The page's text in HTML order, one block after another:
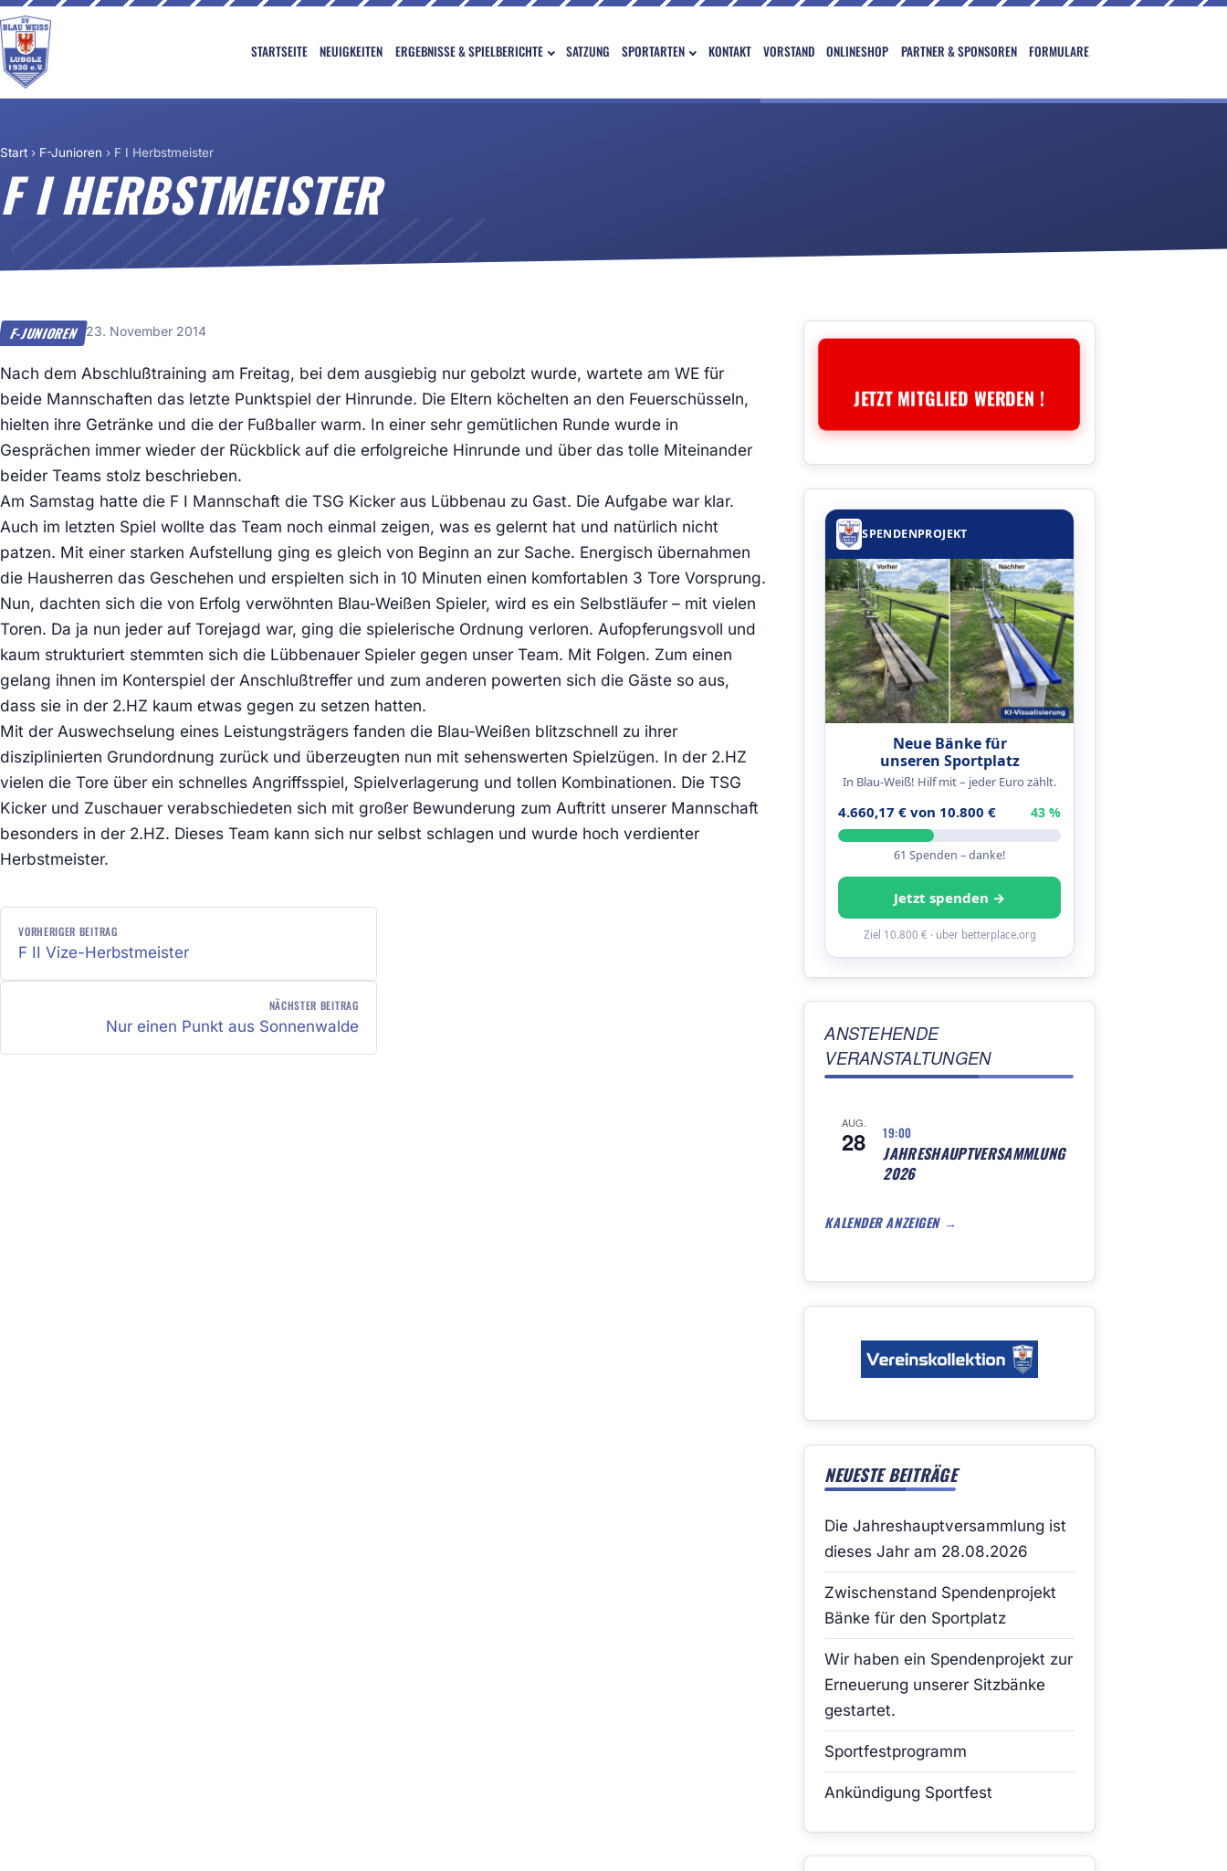
STARTSEITE NEUIGKEITEN ERGEBNISSE & SPIELBERICHTE SATZUNG SPORTARTEN KONTAKT VORSTAND ONLINESHOP PARTNER & SPONSOREN FORMULARE
Start › F-Junioren › F I Herbstmeister
F I HERBSTMEISTER
F-JUNIOREN 23. November 2014
Nach dem Abschlußtraining am Freitag, bei dem ausgiebig nur gebolzt wurde, wartete am WE für
beide Mannschaften das letzte Punktspiel der Hinrunde. Die Eltern köchelten an den Feuerschüsseln,
hielten ihre Getränke und die der Fußballer warm. In einer sehr gemütlichen Runde wurde in
Gesprächen immer wieder der Rückblick auf die erfolgreiche Hinrunde und über das tolle Miteinander
beider Teams stolz beschrieben.
Am Samstag hatte die F I Mannschaft die TSG Kicker aus Lübbenau zu Gast. Die Aufgabe war klar.
Auch im letzten Spiel wollte das Team noch einmal zeigen, was es gelernt hat und natürlich nicht
patzen. Mit einer starken Aufstellung ging es gleich von Beginn an zur Sache. Energisch übernahmen
die Hausherren das Geschehen und erspielten sich in 10 Minuten einen komfortablen 3 Tore Vorsprung.
Nun, dachten sich die von Erfolg verwöhnten Blau-Weißen Spieler, wird es ein Selbstläufer – mit vielen
Toren. Da ja nun jeder auf Torejagd war, ging die spielerische Ordnung verloren. Aufopferungsvoll und
kaum strukturiert stemmten sich die Lübbenauer Spieler gegen unser Team. Mit Folgen. Zum einen
gelang ihnen im Konterspiel der Anschlußtreffer und zum anderen powerten sich die Gäste so aus,
dass sie in der 2.HZ kaum etwas gegen zu setzen hatten.
Mit der Auswechselung eines Leistungsträgers fanden die Blau-Weißen blitzschnell zu ihrer
disziplinierten Grundordnung zurück und überzeugten nun mit sehenswerten Spielzügen. In der 2.HZ
vielen die Tore über ein schnelles Angriffsspiel, Spielverlagerung und tollen Kombinationen. Die TSG
Kicker und Zuschauer verabschiedeten sich mit großer Bewunderung zum Auftritt unserer Mannschaft
besonders in der 2.HZ. Dieses Team kann sich nur selbst schlagen und wurde hoch verdienter
Herbstmeister.
BEITRAGSNAVIGATION
VORHERIGER BEITRAG
F II Vize-Herbstmeister
NÄCHSTER BEITRAG
Nur einen Punkt aus Sonnenwalde
JETZT MITGLIED WERDEN !
SPENDENPROJEKT
Neue Bänke für
unseren Sportplatz
In Blau-Weiß! Hilf mit – jeder Euro zählt.
4.660,17 € von 10.800 € 43 %
61 Spenden – danke!
Jetzt spenden →
Ziel 10.800 € · über betterplace.org
ANSTEHENDE
VERANSTALTUNGEN
AUG.
28 19:00
JAHRESHAUPTVERSAMMLUNG
2026
KALENDER ANZEIGEN
NEUESTE BEITRÄGE
Die Jahreshauptversammlung ist
dieses Jahr am 28.08.2026
Zwischenstand Spendenprojekt
Bänke für den Sportplatz
Wir haben ein Spendenprojekt zur
Erneuerung unserer Sitzbänke
gestartet.
Sportfestprogramm
Ankündigung Sportfest